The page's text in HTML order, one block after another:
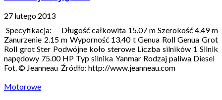
27 lutego 2013
Specyfikacja: Długość całkowita 15.07 m Szerokość 4.49 m
Zanurzenie 2.15 m Wyporność 13.40 t Genua Roll Genua Grot
Roll grot Ster Podwójne koło sterowe Liczba silników 1 Silnik
napędowy 75.00 HP Typ silnika Yanmar Rodzaj paliwa Diesel
Fot. © Jeanneau Źródło: http://www.jeanneau.com
Motorowe